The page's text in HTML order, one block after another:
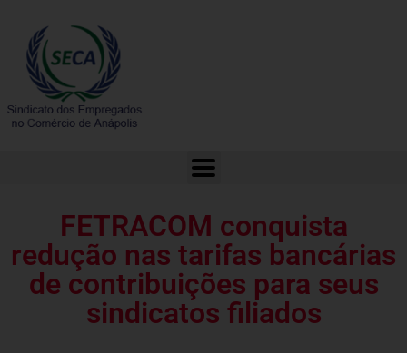
FETRACOM conquista
redução nas tarifas bancárias
de contribuições para seus
sindicatos filiados